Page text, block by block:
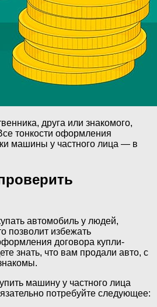
друга или знакомого,
тонкости оформления
машины у частного лица — в
автомобиль у людей,
позволит избежать
договора купли-
знать, что вам продали авто, с
машину у частного лица
потребуйте следующее: